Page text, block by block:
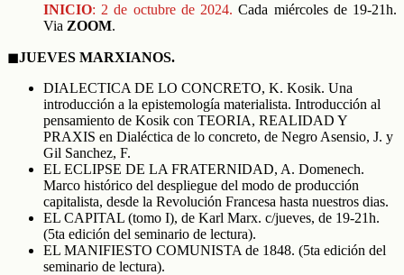
INICIO: 2 de octubre de 2024.Cada miércoles de 19-21h.
Via ZOOM.
◼︎JUEVES MARXIANOS.
DIALECTICA DE LO CONCRETO, K. Kosik. Una
introducción a la epistemología materialista. Introducción al
pensamiento de Kosik con TEORIA, REALIDAD Y
PRAXIS en Dialéctica de lo concreto, de Negro Asensio, J. y
Gil Sanchez, F.
EL ECLIPSE DE LA FRATERNIDAD, A. Domenech.
Marco histórico del despliegue del modo de producción
capitalista, desde la Revolución Francesa hasta nuestros dias.
EL CAPITAL (tomo I), de Karl Marx. c/jueves, de 19-21h.
(5ta edición del seminario de lectura).
EL MANIFIESTO COMUNISTA de 1848. (5ta edición del
seminario de lectura).